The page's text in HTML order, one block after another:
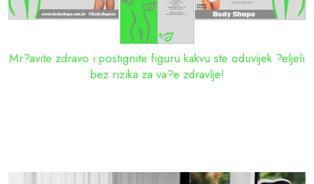
Mr?avite zdravo i postignite figuru kakvu ste oduvijek ?eljeli
bez rizika za va?e zdravlje!